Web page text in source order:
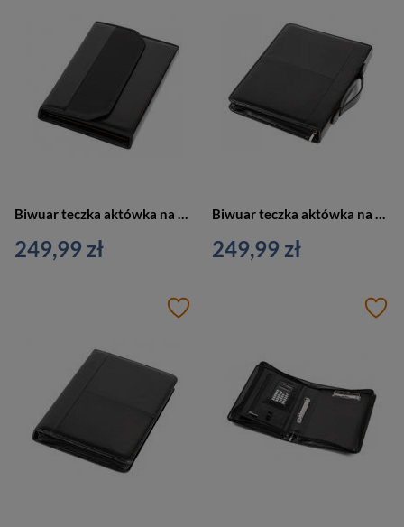
Biwuar teczka aktówka na dokumenty z przegródkami czarna Vip Collection AK-09N
249,99 zł
Biwuar teczka aktówka na dokumenty z rączką czarna Vip Collection AK-64
249,99 zł